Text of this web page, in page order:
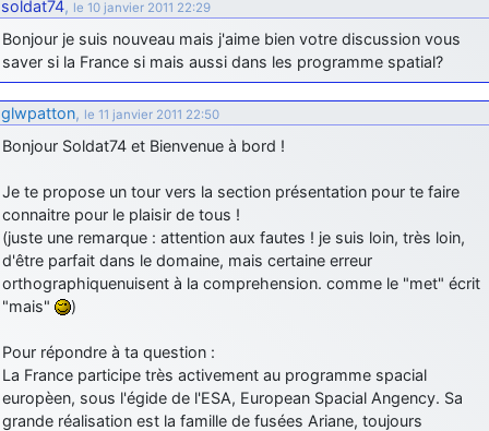
soldat74, le 10 janvier 2011 22:29
Bonjour je suis nouveau mais j'aime bien votre discussion vous
saver si la France si mais aussi dans les programme spatial?
glwpatton, le 11 janvier 2011 22:50
Bonjour Soldat74 et Bienvenue à bord !
Je te propose un tour vers la section présentation pour te faire
connaitre pour le plaisir de tous !
(juste une remarque : attention aux fautes ! je suis loin, très loin,
d'être parfait dans le domaine, mais certaine erreur
orthographiquenuisent à la comprehension. comme le "met" écrit
"mais"
)
Pour répondre à ta question :
La France participe très activement au programme spacial
europèen, sous l'égide de l'ESA, European Spacial Angency. Sa
grande réalisation est la famille de fusées Ariane, toujours